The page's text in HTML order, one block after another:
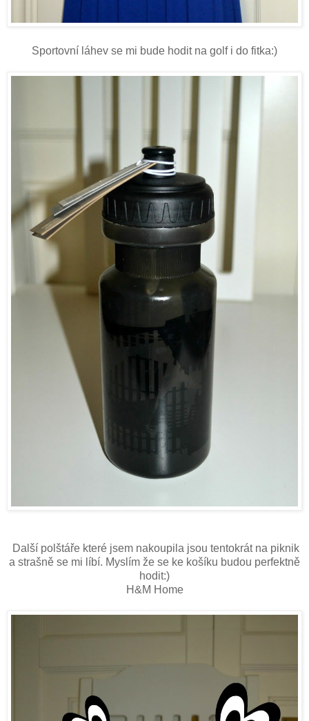
Sportovní láhev se mi bude hodit na golf i do fitka:)
Další polštáře které jsem nakoupila jsou tentokrát na piknik
a strašně se mi líbí. Myslím že se ke košíku budou perfektně
hodit:)
H&M Home